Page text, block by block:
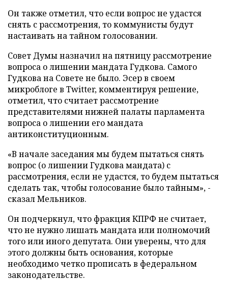
Он также отметил, что если вопрос не удастся
снять с рассмотрения, то коммунисты будут
настаивать на тайном голосовании.
Совет Думы назначил на пятницу рассмотрение
вопроса о лишении мандата Гудкова. Самого
Гудкова на Совете не было. Эсер в своем
микроблоге в Twitter, комментируя решение,
отметил, что считает рассмотрение
представителями нижней палаты парламента
вопроса о лишении его мандата
антиконституционным.
«В начале заседания мы будем пытаться снять
вопрос (о лишении Гудкова мандата) с
рассмотрения, если не удастся, то будем пытаться
сделать так, чтобы голосование было тайным», -
сказал Мельников.
Он подчеркнул, что фракция КПРФ не считает,
что не нужно лишать мандата или полномочий
того или иного депутата. Они уверены, что для
этого должны быть основания, которые
необходимо четко прописать в федеральном
законодательстве.